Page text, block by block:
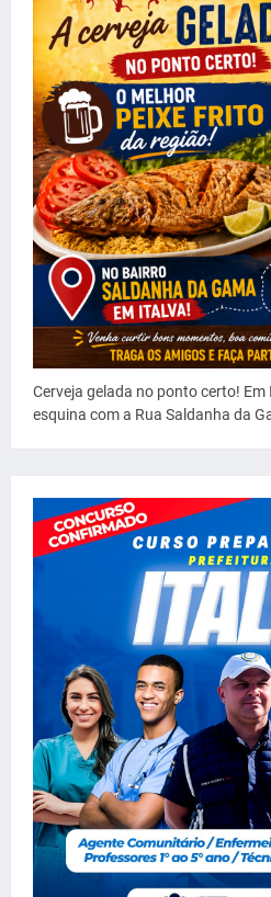
Cerveja gelada no ponto certo!
esquina com a Rua Saldanha da